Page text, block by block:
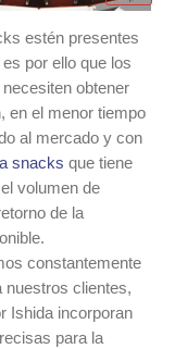
estén presentes
por ello que los
obtener
en el menor tiempo
al mercado y con
snacksque tiene
volumen de
de la
constantemente
nuestros clientes,
Ishida incorporan
para la